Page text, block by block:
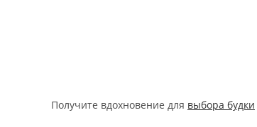
Получите вдохновение для выбора будки